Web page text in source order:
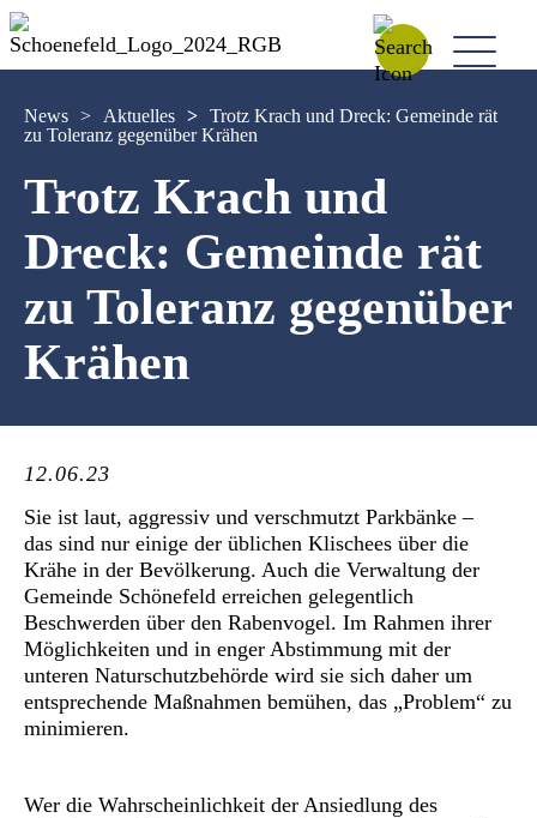
News > Aktuelles > Trotz Krach und Dreck: Gemeinde rät
zu Toleranz gegenüber Krähen
Trotz Krach und
Dreck: Gemeinde rät
zu Toleranz gegenüber
Krähen
12.06.23
Sie ist laut, aggressiv und verschmutzt Parkbänke –
das sind nur einige der üblichen Klischees über die
Krähe in der Bevölkerung. Auch die Verwaltung der
Gemeinde Schönefeld erreichen gelegentlich
Beschwerden über den Rabenvogel. Im Rahmen ihrer
Möglichkeiten und in enger Abstimmung mit der
unteren Naturschutzbehörde wird sie sich daher um
entsprechende Maßnahmen bemühen, das „Problem“ zu
minimieren.
Wer die Wahrscheinlichkeit der Ansiedlung des